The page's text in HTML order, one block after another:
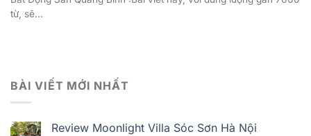
từ, sẽ...
BÀI VIẾT MỚI NHẤT
Review Moonlight Villa Sóc Sơn Hà Nội